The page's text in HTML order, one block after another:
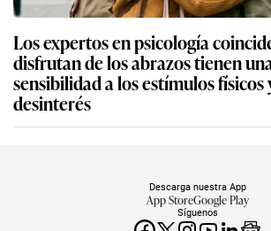
Los expertos en psicología
disfrutan de los abrazos tienen
sensibilidad a los estímulos físicos
desinterés
Síguenos
Descarga nuestra App
App StoreGoogle Play